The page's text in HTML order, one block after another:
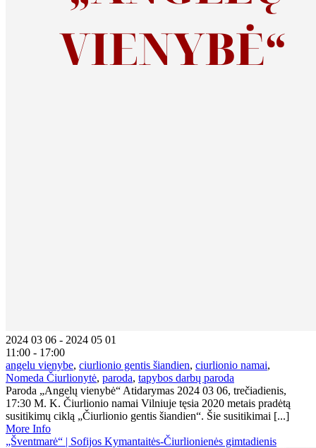
2024 03 06 - 2024 05 01
11:00 - 17:00
angelu vienybe, ciurlionio gentis šiandien, ciurlionio namai,
Nomeda Čiurlionytė, paroda, tapybos darbų paroda
Paroda „Angelų vienybė“ Atidarymas 2024 03 06, trečiadienis,
17:30 M. K. Čiurlionio namai Vilniuje tęsia 2020 metais pradėtą
susitikimų ciklą „Čiurlionio gentis šiandien“. Šie susitikimai [...]
More Info
„Šventmarė“ | Sofijos Kymantaitės-Čiurlionienės gimtadienis